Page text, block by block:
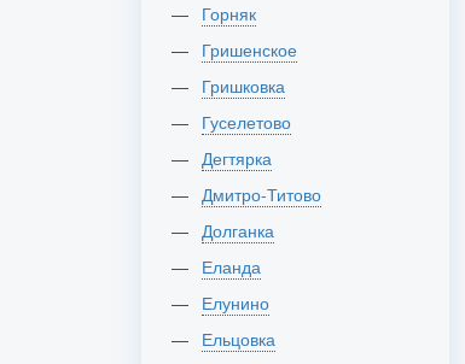
Горняк
Гришенское
Гришковка
Гуселетово
Дегтярка
Дмитро-Титово
Долганка
Еланда
Елунино
Ельцовка